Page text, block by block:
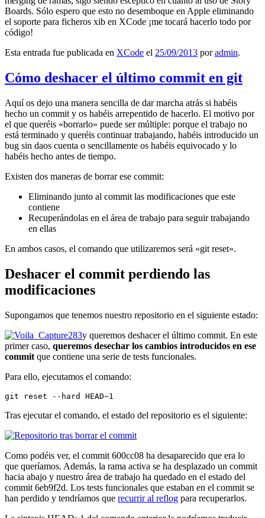
Boards. Sólo espero que esto no desemboque en Apple eliminando
el soporte para ficheros xib en XCode ¡me tocará hacerlo todo por
código!
Esta entrada fue publicada en XCode el 25/09/2013 poradmin.
Cómo deshacer el último commit en git
Aquí os dejo una manera sencilla de dar marcha atrás si habéis
hecho un commit y os habéis arrepentido de hacerlo. El motivo por
el que queréis «borrarlo» puede ser múltiple: porque el trabajo no
está terminado y queréis continuar trabajando, habéis introducido un
bug sin daos cuenta o sencillamente os habéis equivocado y lo
habéis hecho antes de tiempo.
Existen dos maneras de borrar ese commit:
Eliminando junto al commit las modificaciones que este
contiene
Recuperándolas en el área de trabajo para seguir trabajando
en ellas
En ambos casos, el comando que utilizaremos será «git reset».
Deshacer el commit perdiendo las
modificaciones
Supongamos que tenemos nuestro repositorio en el siguiente estado:
y queremos deshacer el último commit. En este
primer caso, queremos desechar los cambios introducidos en ese
commit que contiene una serie de tests funcionales.
Para ello, ejecutamos el comando:
git reset --hard HEAD~1
Tras ejecutar el comando, el estado del repositorio es el siguiente:
Como podéis ver, el commit 600cc08 ha desaparecido que era lo
que queríamos. Además, la rama activa se ha desplazado un commit
hacia abajo y nuestro área de trabajo ha quedado en el estado del
commit 6eb9f2d. Los tests funcionales que estaban en el commit se
han perdido y tendríamos que recurrir al reflog para recuperarlos.